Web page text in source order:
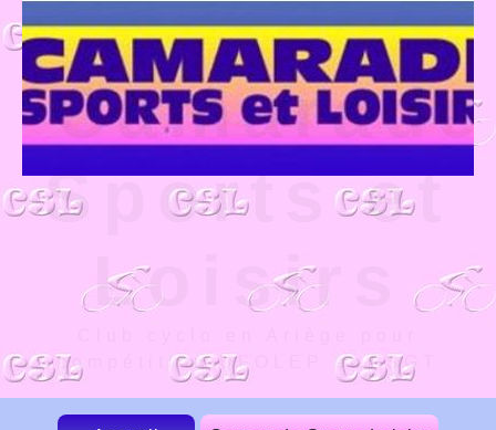
Camarade
Sports et
Loisirs
compétition UFOLEP et FSGT